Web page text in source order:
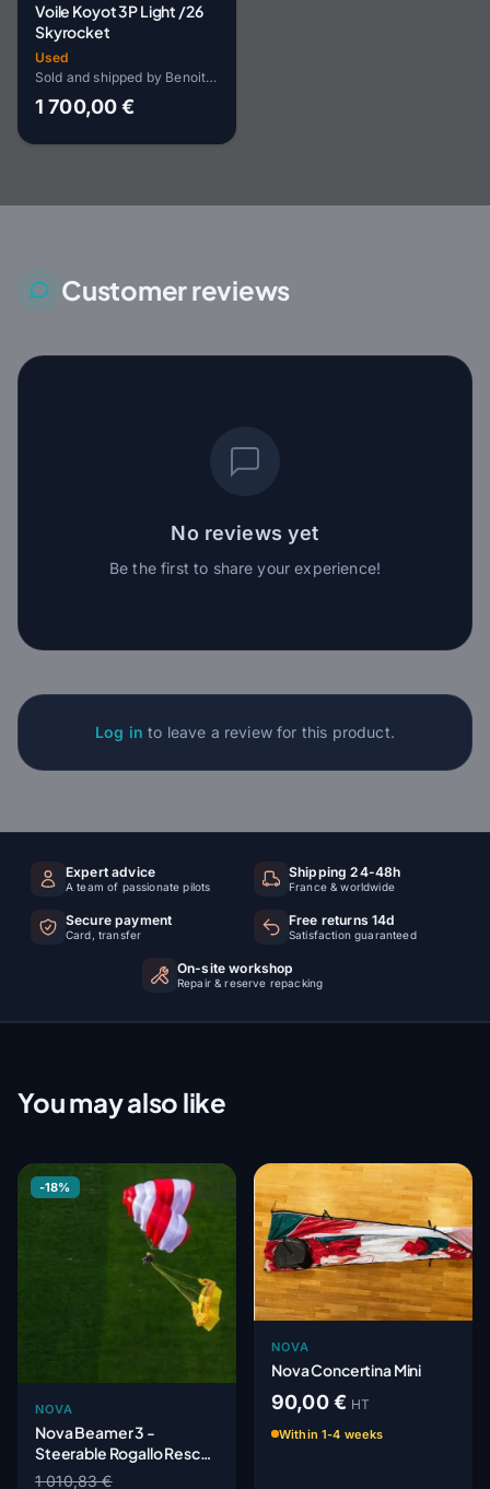
Voile Koyot 3P Light /26
Skyrocket
Used
Sold and shipped by Benoit HOPP
1 700,00 €
Customer reviews
No reviews yet
Be the first to share your experience!
Log in to leave a review for this product.
Expert advice
A team of passionate pilots
Shipping 24-48h
France & worldwide
Secure payment
Card, transfer
Free returns 14d
Satisfaction guaranteed
On-site workshop
Repair & reserve repacking
You may also like
-18%
NOVA
Nova Beamer 3 -
Steerable Rogallo Rescue
Parachute
1 010,83 €
NOVA
Nova Concertina Mini
90,00 € HT
Within 1-4 weeks